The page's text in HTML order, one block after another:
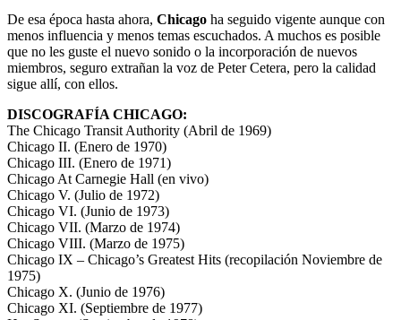
De esa época hasta ahora, Chicago ha seguido vigente aunque con
menos influencia y menos temas escuchados. A muchos es posible
que no les guste el nuevo sonido o la incorporación de nuevos
miembros, seguro extrañan la voz de Peter Cetera, pero la calidad
sigue allí, con ellos.
DISCOGRAFÍA CHICAGO:
The Chicago Transit Authority (Abril de 1969)
Chicago II. (Enero de 1970)
Chicago III. (Enero de 1971)
Chicago At Carnegie Hall (en vivo)
Chicago V. (Julio de 1972)
Chicago VI. (Junio de 1973)
Chicago VII. (Marzo de 1974)
Chicago VIII. (Marzo de 1975)
Chicago IX – Chicago’s Greatest Hits (recopilación Noviembre de
1975)
Chicago X. (Junio de 1976)
Chicago XI. (Septiembre de 1977)